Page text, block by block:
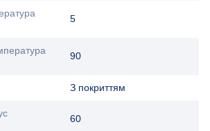
5
90
З покриттям
60